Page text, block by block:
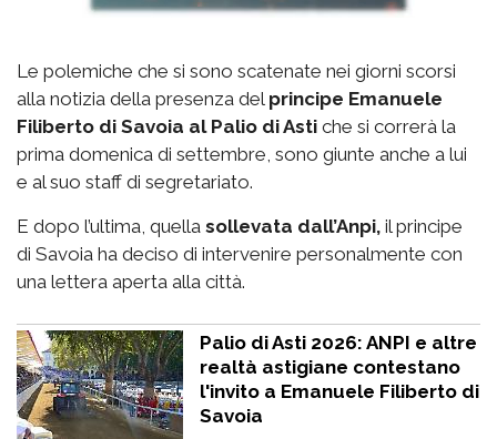
Le polemiche che si sono scatenate nei giorni scorsi
alla notizia della presenza del principe Emanuele
Filiberto di Savoia al Palio di Asti che si correrà la
prima domenica di settembre, sono giunte anche a lui
e al suo staff di segretariato.
E dopo l’ultima, quella sollevata dall’Anpi, il principe
di Savoia ha deciso di intervenire personalmente con
una lettera aperta alla città.
Palio di Asti 2026: ANPI e altre
realtà astigiane contestano
l'invito a Emanuele Filiberto di
Savoia